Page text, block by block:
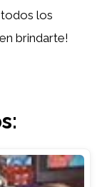
todos los
brindarte!